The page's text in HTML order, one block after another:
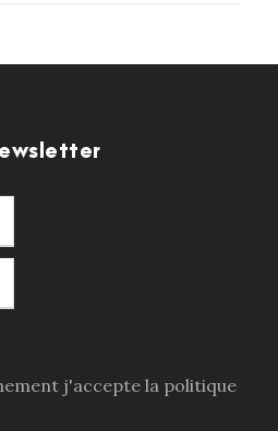
j'accepte la politique